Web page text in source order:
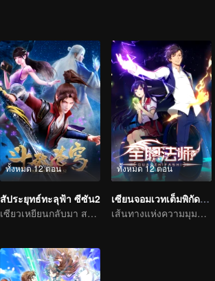
ทั้งหมด 12 ตอน
สัประยุทธ์ทะลุฟ้า ซีซัน2
เซียวเหยียนกลับมา สถานการณ์ผันแปรอย่างคาดกันไม่ถึง
ทั้งหมด 12 ตอน
เซียนจอมเวทเต็มพิกัด ซีซัน1
เส้นทางแห่งความมุมานะในการฝึกพัฒนาตนเอง